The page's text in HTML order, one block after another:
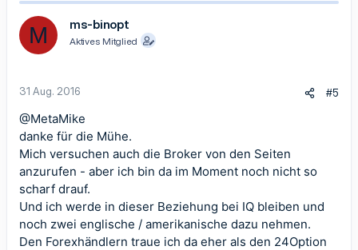
M ms-binopt
Aktives Mitglied
31 Aug. 2016 #5
@MetaMike
danke für die Mühe.
Mich versuchen auch die Broker von den Seiten
anzurufen - aber ich bin da im Moment noch nicht so
scharf drauf.
Und ich werde in dieser Beziehung bei IQ bleiben und
noch zwei englische / amerikanische dazu nehmen.
Den Forexhändlern traue ich da eher als den 24Option